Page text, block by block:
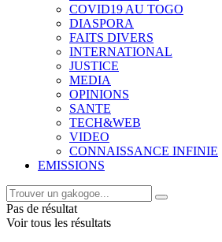
COVID19 AU TOGO
DIASPORA
FAITS DIVERS
INTERNATIONAL
JUSTICE
MEDIA
OPINIONS
SANTE
TECH&WEB
VIDEO
CONNAISSANCE INFINIE
EMISSIONS
Pas de résultat
Voir tous les résultats